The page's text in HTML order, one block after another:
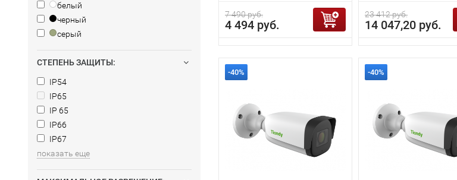
белый
черный
серый
СТЕПЕНЬ ЗАЩИТЫ:
IP54
IP65
IP 65
IP66
IP67
показать еще
7 490 руб.
4 494 руб.
23 412 руб.
14 047,20 руб.
-40% -40%